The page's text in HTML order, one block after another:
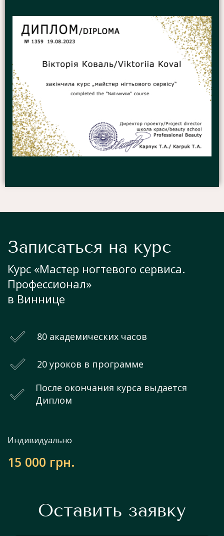
Записаться на курс
Курс «Мастер ногтевого сервиса.
Профессионал»
в Виннице
80 академических часов
20 уроков в программе
После окончания курса выдается
Диплом
Индивидуально
15 000 грн.
Оставить заявку